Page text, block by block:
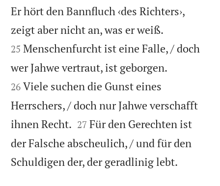
Er hört den Bannfluch ‹des Richters›,
zeigt aber nicht an, was er weiß.
25 Menschenfurcht ist eine Falle, / doch
wer Jahwe vertraut, ist geborgen.
26 Viele suchen die Gunst eines
Herrschers, / doch nur Jahwe verschafft
ihnen Recht. 

27 Für den Gerechten ist
der Falsche abscheulich, / und für den
Schuldigen der, der geradlinig lebt.